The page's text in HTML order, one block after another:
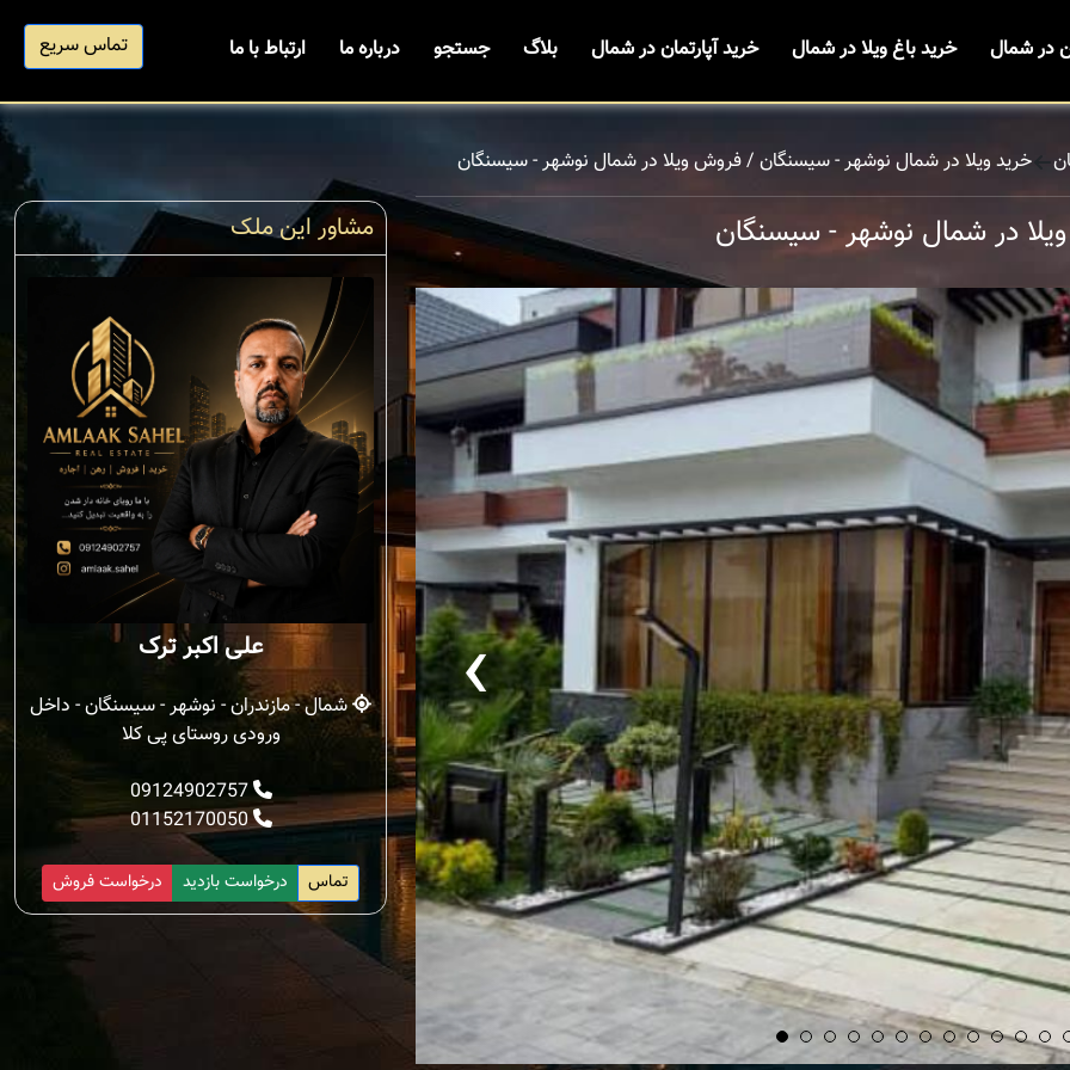
در شمال خرید باغ ویلا در شمال خرید آپارتمان در شمال بلاگ جستجو درباره ما ارتباط با ما تماس سریع
خرید ویلا در شمال نوشهر - سیسنگان / فروش ویلا در شمال نوشهر - سیسنگان
در شمال نوشهر - سیسنگان
‹
مشاور این ملک
علی اکبر ترک
شمال - مازندران - نوشهر - سیسنگان - داخل
ورودی روستای پی کلا
09124902757
01152170050
درخواست فروش درخواست بازدید تماس